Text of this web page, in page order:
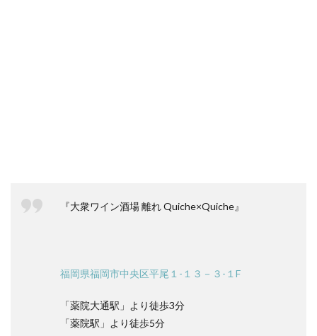
『大衆ワイン酒場 離れ Quiche×Quiche』
福岡県福岡市中央区平尾１-１３－３-１F
「薬院大通駅」より徒歩3分
「薬院駅」より徒歩5分